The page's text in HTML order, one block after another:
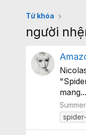
Từ khóa
người
mang...